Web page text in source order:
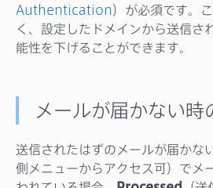
Authentication）が必須です。
く、設定したドメインから送信
能性を下げることができます。
メールが届かない時
送信されたはずのメールが届かな
側メニューからアクセス可）でメ